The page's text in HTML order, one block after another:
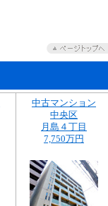
中古マンション
中央区
月島４丁目
7,750万円